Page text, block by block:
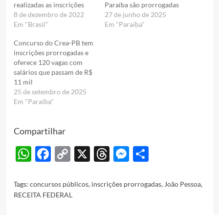
realizadas as inscrições
8 de dezembro de 2022
Em "Brasil"
Paraíba são prorrogadas
27 de junho de 2025
Em "Paraíba"
Concurso do Crea-PB tem
inscrições prorrogadas e
oferece 120 vagas com
salários que passam de R$
11 mil
25 de setembro de 2025
Em "Paraíba"
Compartilhar
WhatsApp
Facebook
Copy
X Threads
Messenger
Share
Tags: concursos públicos, inscrições prorrogadas, João Pessoa,
RECEITA FEDERAL